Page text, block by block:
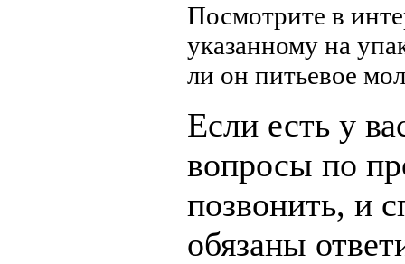
Посмотрите в
указанному на
ли он питьевое
Если есть у
вопросы по
позвонить, и
обязаны